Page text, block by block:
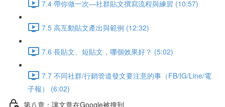
7.4 帶你做一次—社群貼文撰寫流程與練習 (10:57)
7.5 高互動貼文產出與範例 (12:32)
7.6 長貼文、短貼文，哪個效果好？ (5:02)
7.7 不同社群/行銷管道發文要注意的事（FB/IG/Line/電
子報） (6:02)
第八章：讓文章在Google被搜到